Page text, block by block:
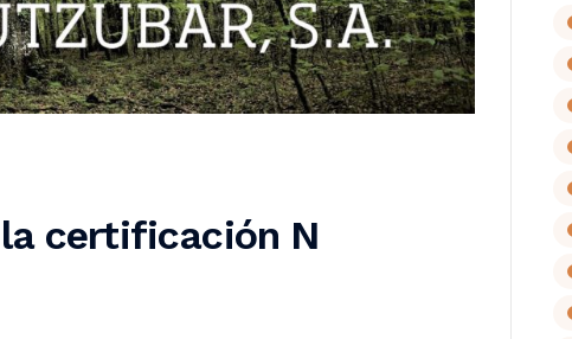
certificación N